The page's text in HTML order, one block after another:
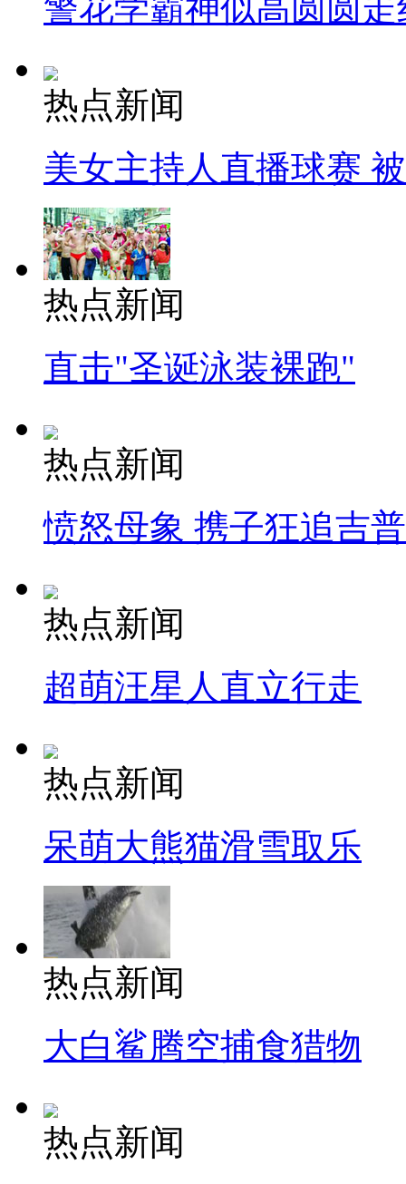
警花学霸神似高圆圆走
热点新闻
美女主持人直播球赛
热点新闻
直击"圣诞泳装裸跑"
热点新闻
愤怒母象 携子狂追吉
热点新闻
超萌汪星人直立行走
热点新闻
呆萌大熊猫滑雪取乐
热点新闻
大白鲨腾空捕食猎物
热点新闻